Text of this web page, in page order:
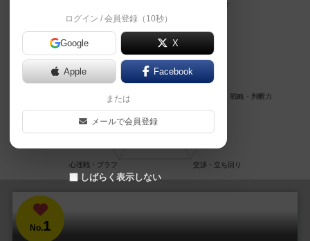
No.1
ログイン / 会員登録（10秒）
Google X
Apple Facebook
または
メールで会員登録
しばらく表示しない